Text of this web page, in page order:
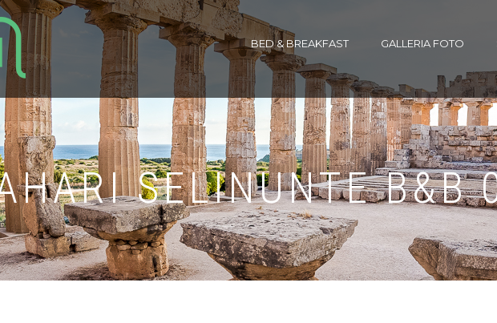
BED & BREAKFAST GALLERIA FOTO
SELINUNTE B&B